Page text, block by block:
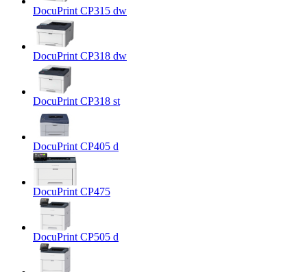
DocuPrint CP315 dw
DocuPrint CP318 dw
DocuPrint CP318 st
DocuPrint CP405 d
DocuPrint CP475
DocuPrint CP505 d